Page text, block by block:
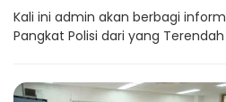
Kali ini admin akan berbagi
Pangkat Polisi dari yang Terendah